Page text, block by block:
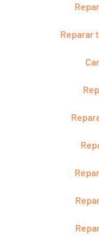
Reparar